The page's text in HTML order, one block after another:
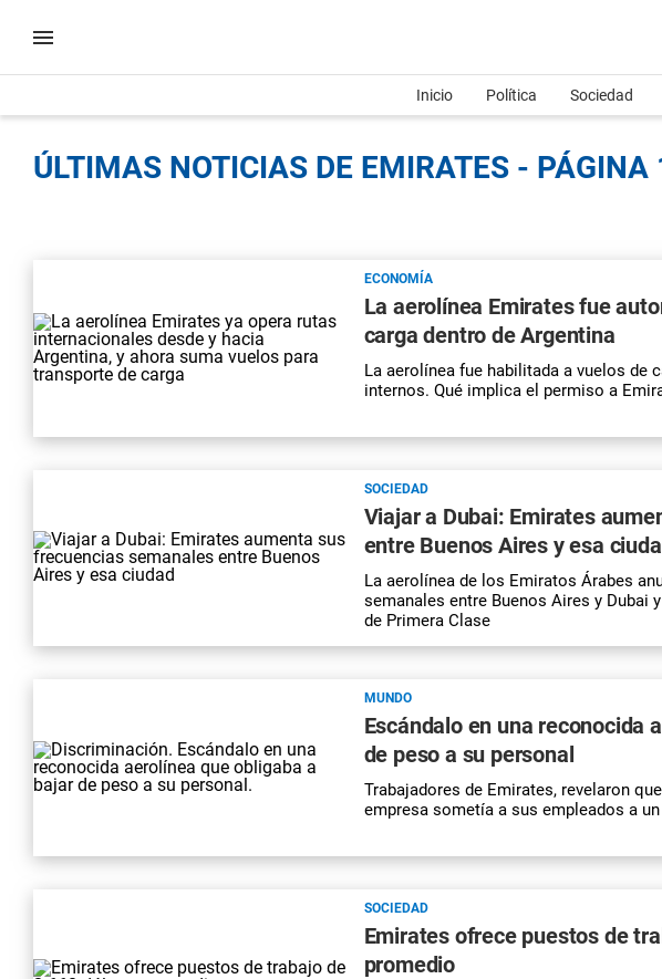
Inicio Política Sociedad
ÚLTIMAS NOTICIAS DE EMIRATES - PÁGINA
ECONOMÍA
La aerolínea Emirates fue
carga dentro de Argentina
La aerolínea fue habilitada a vuelos de
internos. Qué implica el permiso a
SOCIEDAD
Viajar a Dubai: Emirates
entre Buenos Aires y esa
La aerolínea de los Emiratos Árabes
semanales entre Buenos Aires y Dubai
de Primera Clase
MUNDO
Escándalo en una reconocida
de peso a su personal
Trabajadores de Emirates, revelaron
empresa sometía a sus empleados a
SOCIEDAD
Emirates ofrece puestos de
promedio